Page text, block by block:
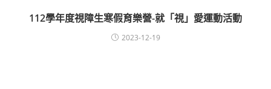
112學年度視障生寒假育樂營-就「視」愛運動活動
2023-12-19